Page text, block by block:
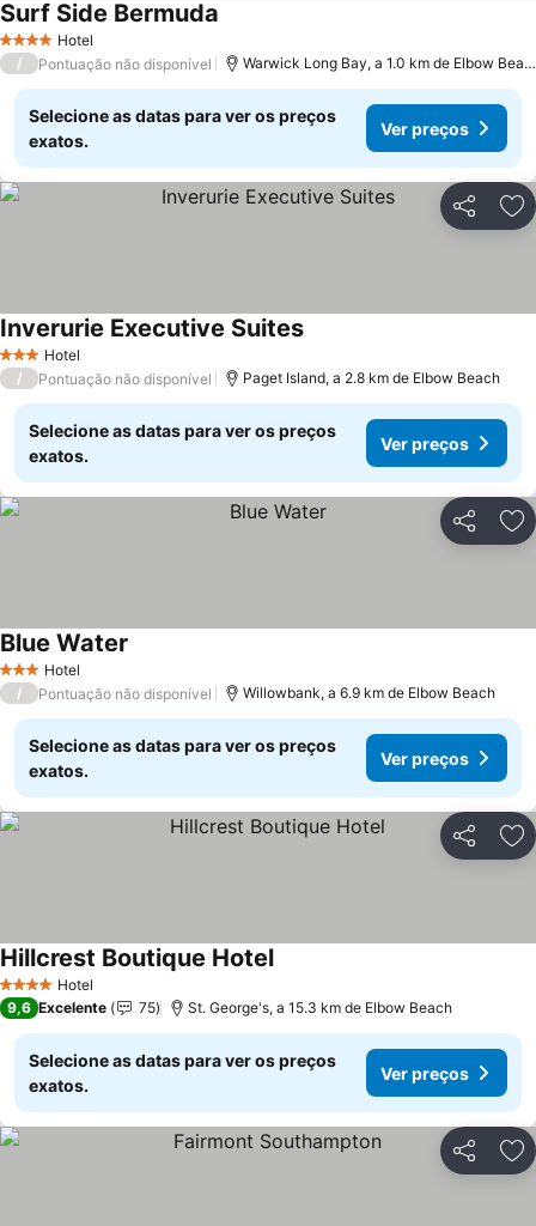
4 EstrelasHotel
Surf Side Bermuda
/ Pontuação não disponível Warwick Long Bay, a 1.0 km de Elbow Beach
Selecione as datas para ver os preços
exatos.
Ver preços
Partilhar
3 EstrelasHotel
Inverurie Executive Suites
/ Pontuação não disponível Paget Island, a 2.8 km de Elbow Beach
Selecione as datas para ver os preços
exatos.
Ver preços
Partilhar
3 EstrelasHotel
Blue Water
/ Pontuação não disponível Willowbank, a 6.9 km de Elbow Beach
Selecione as datas para ver os preços
exatos.
Ver preços
Partilhar
4 EstrelasHotel
Hillcrest Boutique Hotel
9,6 Excelente 75 St. George's, a 15.3 km de Elbow Beach
Selecione as datas para ver os preços
exatos.
Ver preços
Partilhar